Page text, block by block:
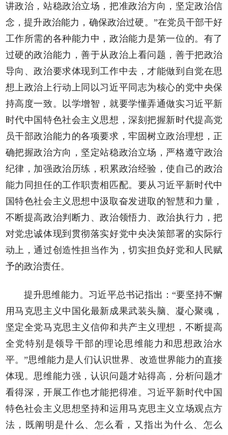
讲政治，站稳政治立场，把准政治方向，坚定政治信
念，提升政治能力，确保政治过硬。”在党员干部干好
工作所需的各种能力中，政治能力是第一位的。有了
过硬的政治能力，善于从政治上看问题，善于把政治
导向、政治要求体现到工作中去，才能做到自觉在思
想上政治上行动上同以习近平同志为核心的党中央保
持高度一致。以学增智，就要学懂弄通做实习近平新
时代中国特色社会主义思想，深刻把握新时代提高党
员干部政治能力的各项要求，牢固树立政治理想，正
确把握政治方向，坚定站稳政治立场，严格遵守政治
纪律，加强政治历练，积累政治经验，使自己的政治
能力同担任的工作职责相匹配。要从习近平新时代中
国特色社会主义思想中汲取奋发进取的智慧和力量，
不断提高政治判断力、政治领悟力、政治执行力，把
对党忠诚体现到贯彻落实好党中央决策部署的实际行
动上，通过创造性担当作为，切实担负好党和人民赋
予的政治责任。
提升思维能力。习近平总书记指出：“要坚持不懈
用马克思主义中国化最新成果武装头脑、凝心聚魂，
坚定全党马克思主义信仰和共产主义理想，不断提高
全党特别是领导干部的理论思维能力和思想政治水
平。”思维能力是人们认识世界、改造世界能力的直接
体现。思维能力强，认识问题才站得高，分析问题才
看得深，开展工作也才能把得准。习近平新时代中国
特色社会主义思想坚持和运用马克思主义立场观点方
法，既阐明是什么、怎么看，又指出为什么、怎么